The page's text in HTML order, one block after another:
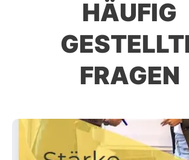
HÄUFIG
FRAGEN